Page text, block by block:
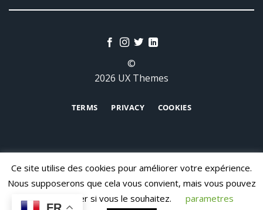
©
2026 UX Themes
TERMS PRIVACY COOKIES
CONTACT
Ce site utilise des cookies pour améliorer votre expérience.
Nous supposerons que cela vous convient, mais vous pouvez
vous désabonner si vous le souhaitez.
parametres